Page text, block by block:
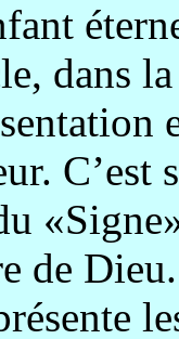
dans
C’est
de